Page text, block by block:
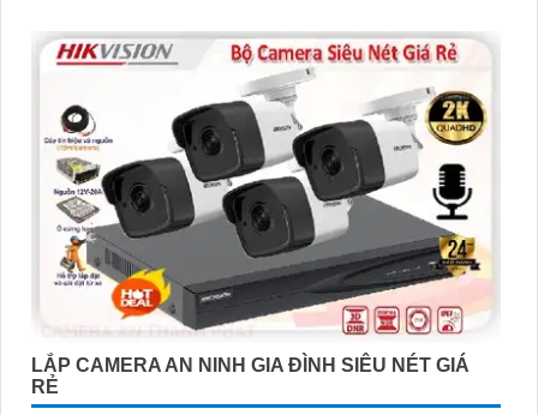
LẮP CAMERA AN NINH GIA ĐÌNH SIÊU NÉT GIÁ
RẺ